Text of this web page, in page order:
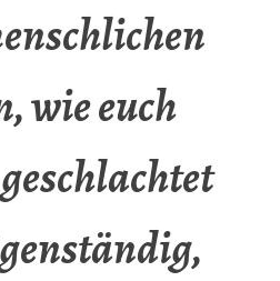
wie euch